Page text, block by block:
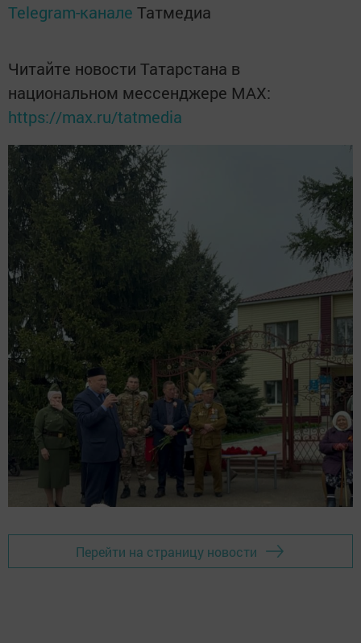
Telegram-канале Татмедиа
Читайте новости Татарстана в
национальном мессенджере MАХ:
https://max.ru/tatmedia
Перейти на страницу новости